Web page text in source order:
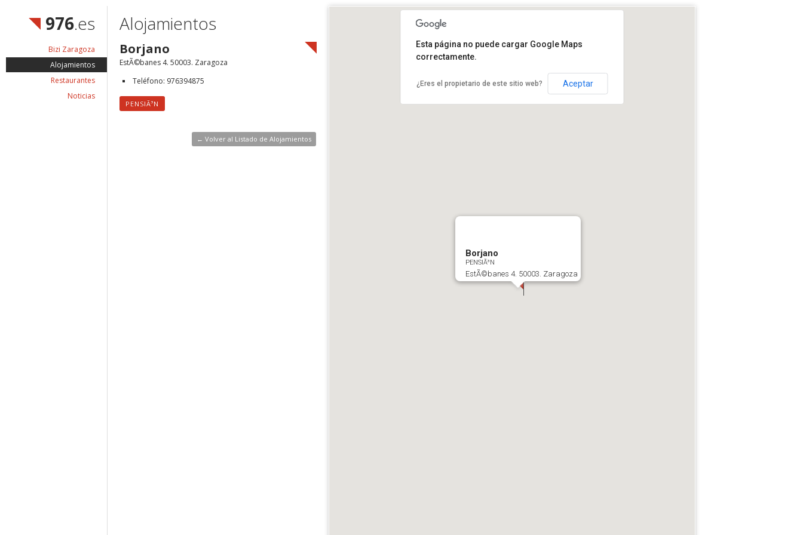
976.es
Bizi Zaragoza
Alojamientos
Restaurantes
Noticias
Alojamientos
Borjano
EstÃ©banes 4. 50003. Zaragoza
Teléfono: 976394875
PENSIÃ³N
← Volver al Listado de Alojamientos
Borjano
PENSIÃ³N
EstÃ©banes 4. 50003. Zaragoza
Esta página no puede cargar Google Maps
correctamente.
¿Eres el propietario de este sitio web? Aceptar